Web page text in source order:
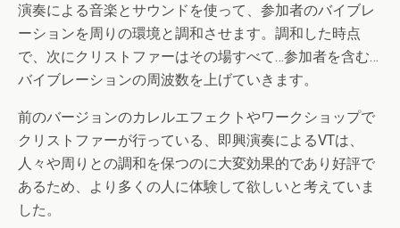
演奏による音楽とサウンドを使って、参加者のバイブレ
ーションを周りの環境と調和させます。調和した時点
で、次にクリストファーはその場すべて…参加者を含む…
バイブレーションの周波数を上げていきます。
前のバージョンのカレルエフェクトやワークショップで
クリストファーが行っている、即興演奏によるVTは、
人々や周りとの調和を保つのに大変効果的であり好評で
あるため、より多くの人に体験して欲しいと考えていま
した。